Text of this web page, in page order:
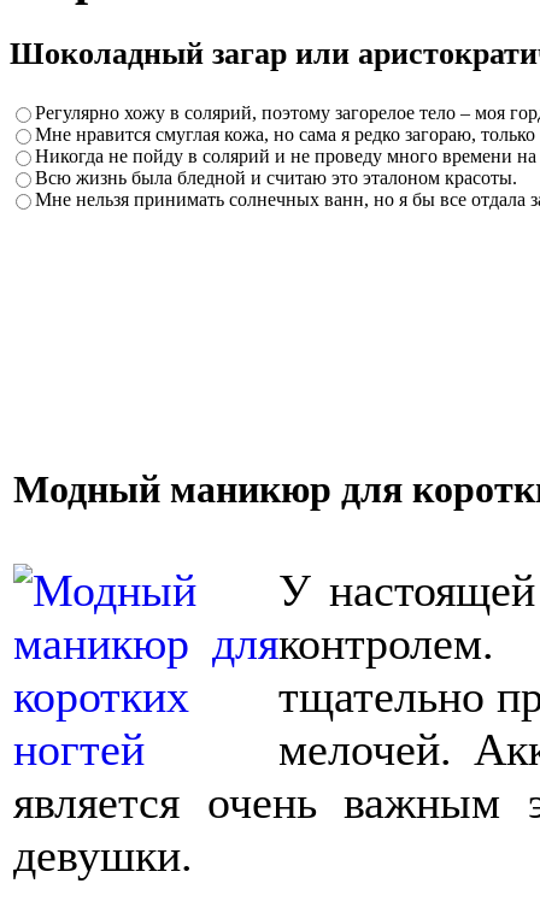
Шоколадный загар или
Регулярно хожу в солярий, поэтому загорелое тело – моя
Мне нравится смуглая кожа, но сама я редко загораю,
Никогда не пойду в солярий и не проведу много времени
Всю жизнь была бледной и считаю это эталоном красоты.
Мне нельзя принимать солнечных ванн, но я бы все отдала
Модный маникюр для
У
тщательно
мелочей.
является очень важным
девушки.